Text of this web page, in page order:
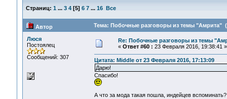
Страниц: 1 ... 3 4[5] 6 7 ... 16 Все
Автор Тема: Побочные разговоры из темы "Амрита"
Люся
Постоялец
Сообщений: 307
Re: Побочные разговоры из темы
« Ответ #60 : 23 Февраля 2016, 19:38:41 »
Цитата: Middle от 23 Февраля 2016, 17:13:09
Дарю!
Спасибо!
А что за мода такая пошла, индейцев вспоминать?